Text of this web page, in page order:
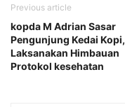
Previous article
kopda M Adrian Sasar
Pengunjung Kedai Kopi,
Laksanakan Himbauan
Protokol kesehatan